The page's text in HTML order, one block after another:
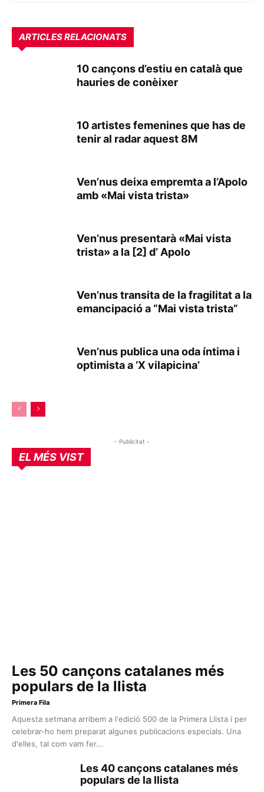
ARTICLES RELACIONATS
10 cançons d’estiu en català que
hauries de conèixer
10 artistes femenines que has de
tenir al radar aquest 8M
Ven’nus deixa empremta a l’Apolo
amb «Mai vista trista»
Ven’nus presentarà «Mai vista
trista» a la [2] d’ Apolo
Ven’nus transita de la fragilitat a la
emancipació a “Mai vista trista”
Ven’nus publica una oda íntima i
optimista a ‘X vilapicina’
- Publicitat -
EL MÉS VIST
Les 50 cançons catalanes més
populars de la llista
Primera Fila
Aquesta setmana arribem a l'edició 500 de la Primera Llista i per
celebrar-ho hem preparat algunes publicacions especials. Una
d'elles, tal com vam fer...
Les 40 cançons catalanes més
populars de la llista